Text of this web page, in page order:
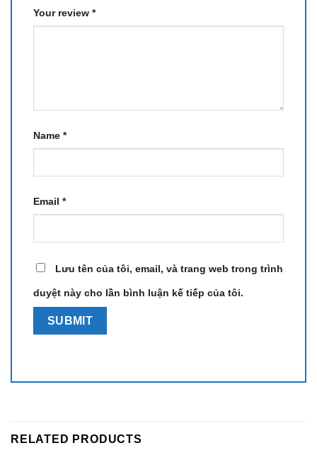
Your review *
Name *
Email *
Lưu tên của tôi, email, và trang web trong trình
duyệt này cho lần bình luận kế tiếp của tôi.
RELATED PRODUCTS